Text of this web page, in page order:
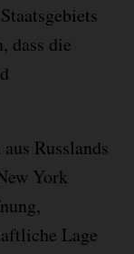
dass die
Russlands
York
Lage